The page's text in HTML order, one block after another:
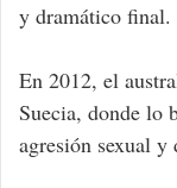
y dramático final.
En 2012, el
Suecia, donde lo
agresión sexual